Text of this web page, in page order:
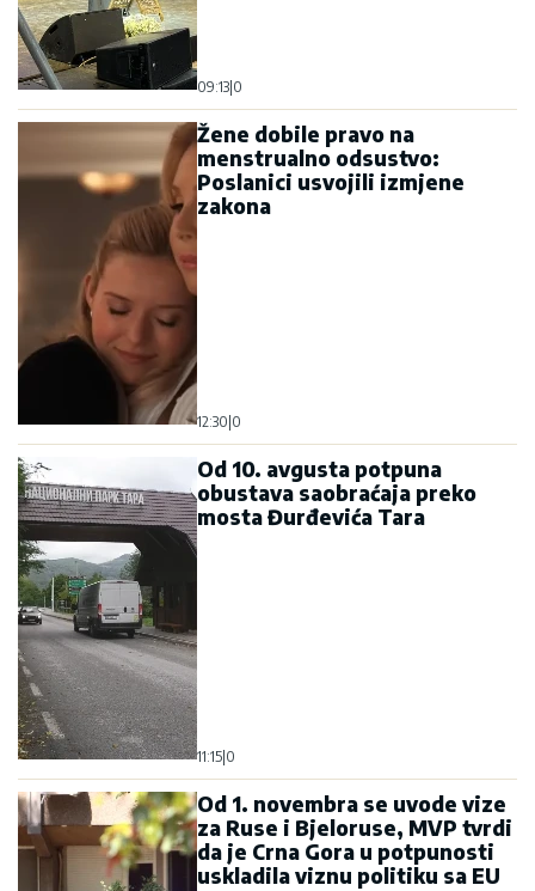
09:13 0
Žene dobile pravo na
menstrualno odsustvo:
Poslanici usvojili izmjene
zakona
12:30 0
Od 10. avgusta potpuna
obustava saobraćaja preko
mosta Đurđevića Tara
11:15 0
Od 1. novembra se uvode vize
za Ruse i Bjeloruse, MVP tvrdi
da je Crna Gora u potpunosti
uskladila viznu politiku sa EU